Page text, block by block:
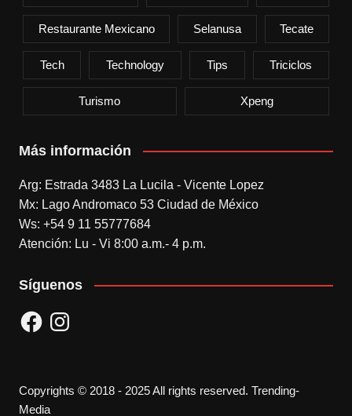
Restaurante Mexicano Selanusa Tecate
Tech Technology Tips Triciclos
Turismo Xpeng
Más información
Arg: Estrada 3483 La Lucila - Vicente Lopez
Mx: Lago Andromaco 53 Ciudad de México
Ws: +54 9 11 55777684
Atención: Lu - Vi 8:00 a.m.- 4 p.m.
Síguenos
FacebookInstagram
Copyrights © 2018 - 2025 All rights reserved. Trending-
Media